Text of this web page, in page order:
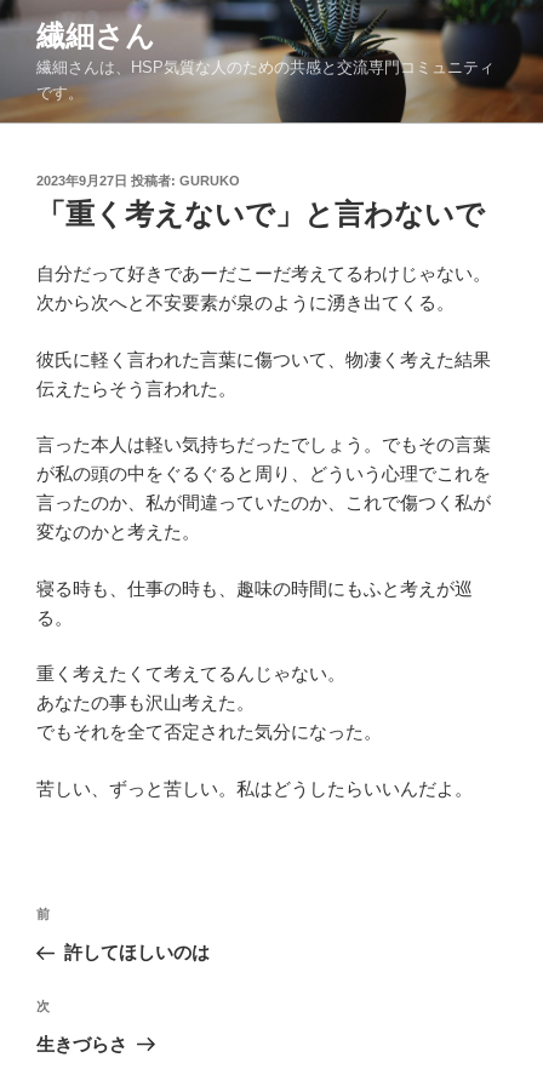
コ
ン
ツ
繊細さん
繊細さんは、HSP気質な人のための共感と交流専門コミュニティ
です。
投
2023年9月27日 投稿者: GURUKO
「重く考えないで」と言わないで
自分だって好きであーだこーだ考えてるわけじゃない。
次から次へと不安要素が泉のように湧き出てくる。
彼氏に軽く言われた言葉に傷ついて、物凄く考えた結果
伝えたらそう言われた。
言った本人は軽い気持ちだったでしょう。でもその言葉
が私の頭の中をぐるぐると周り、どういう心理でこれを
言ったのか、私が間違っていたのか、これで傷つく私が
変なのかと考えた。
寝る時も、仕事の時も、趣味の時間にもふと考えが巡
る。
重く考えたくて考えてるんじゃない。
あなたの事も沢山考えた。
でもそれを全て否定された気分になった。
苦しい、ずっと苦しい。私はどうしたらいいんだよ。
投
ビ
ゲ
前
の
稿
前
許してほしいのは
次
の
次
生きづらさ